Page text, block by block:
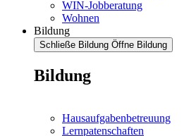
WIN-Jobberatung
Wohnen
Bildung
Schließe Bildung Öffne Bildung
Bildung
Hausaufgabenbetreuung
Lernpatenschaften